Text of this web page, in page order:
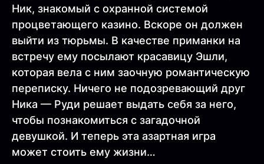
Ник, знакомый с охранной системой
процветающего казино. Вскоре он должен
выйти из тюрьмы. В качестве приманки на
встречу ему посылают красавицу Эшли,
которая вела с ним заочную романтическую
переписку. Ничего не подозревающий друг
Ника — Руди решает выдать себя за него,
чтобы познакомиться с загадочной
девушкой. И теперь эта азартная игра
может стоить ему жизни…